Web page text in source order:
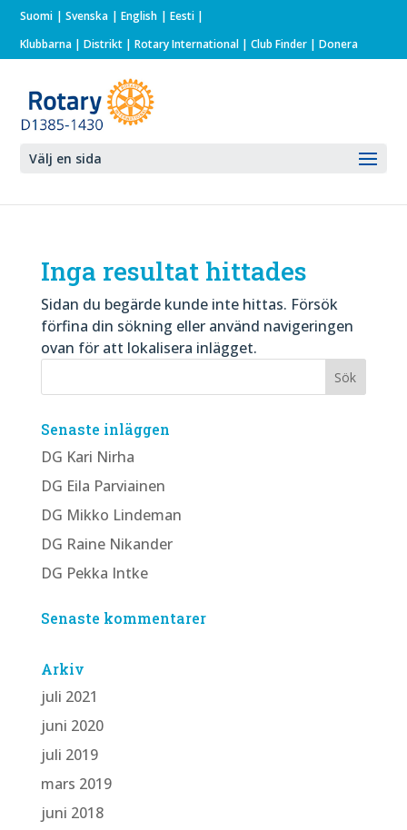
Suomi Svenska English
Eesti
Klubbarna |Distrikt |Rotary International | Club Finder | Donera
Välj en sida
Inga resultat hittades
Sidan du begärde kunde inte hittas. Försök
förfina din sökning eller använd navigeringen
ovan för att lokalisera inlägget.
Senaste inläggen
DG Kari Nirha
DG Eila Parviainen
DG Mikko Lindeman
DG Raine Nikander
DG Pekka Intke
Senaste kommentarer
Arkiv
juli 2021
juni 2020
juli 2019
mars 2019
juni 2018